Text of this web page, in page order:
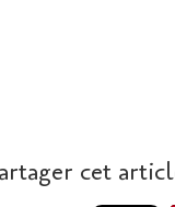
cet